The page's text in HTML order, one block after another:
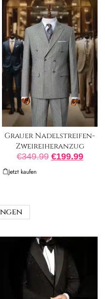
Grauer Nadelstreifen-
Zweireiheranzug
€349.99 €199.99
Jetzt kaufen